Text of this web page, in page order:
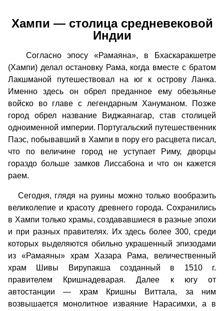
Хампи — столица средневековой
Индии
Согласно эпосу «Рамаяна», в Бхаскаракшетре
(Хампи) делал остановку Рама, когда вместе с братом
Лакшманой путешествовал на юг к острову Ланка.
Именно здесь он обрел преданное ему обезьянье
войско во главе с легендарным Хануманом. Позже
город обрел название Виджаянагар, став столицей
одноименной империи. Португальский путешественник
Паэс, побывавший в Хампи в пору его расцвета писал,
что по величине город не уступает Риму, дворцы
гораздо больше замков Лиссабона и что он кажется
раем.
Сегодня, глядя на руины можно только вообразить
великолепие и красоту древнего города. Сохранились
в Хампи только храмы, создававшиеся в разные эпохи
и при разных правителях. Их здесь более 300, среди
которых выделяются обильно украшенный эпизодами
из «Рамаяны» храм Хазара Рама, величественный
храм Шивы Вирупакша созданный в 1510 г.
правителем Кришнадеварая. Далее к югу от
автостанции — храм Кришны Виттала, за ним
возвышается монолитное изваяние Нарасимхи, а в